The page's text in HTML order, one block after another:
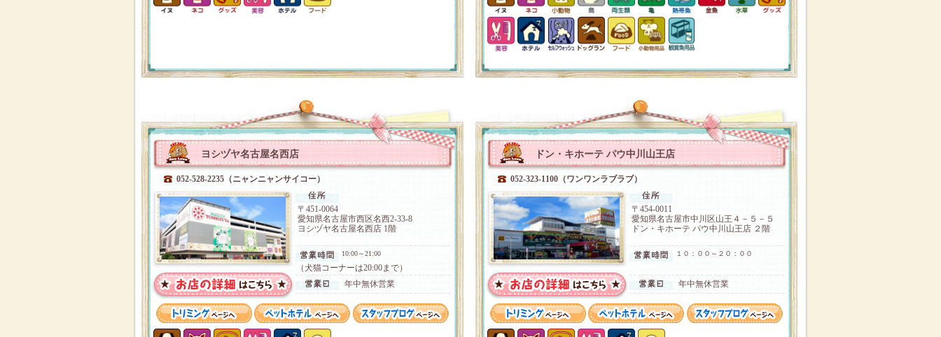
ヨシヅヤ名古屋名西店
052-528-2235（ニャンニャンサイコー）
〒451-0064
愛知県名古屋市西区名西2-33-8
ヨシヅヤ名古屋名西店 1階
10:00～21:00
（犬猫コーナーは20:00まで）
年中無休営業
ドン・キホーテ パウ中川山王店
052-323-1100（ワンワンラブラブ）
〒454-0011
愛知県名古屋市中川区山王４－５－５
ドン・キホーテ パウ中川山王店 ２階
１０：００～２０：００
年中無休営業